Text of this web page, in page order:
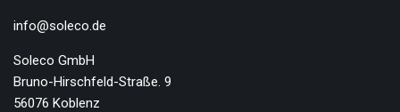
info@soleco.de
Soleco GmbH
Bruno-Hirschfeld-Straße. 9
56076 Koblenz